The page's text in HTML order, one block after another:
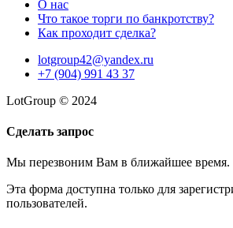
О нас
Что такое торги по банкротству?
Как проходит сделка?
lotgroup42@yandex.ru
+7 (904) 991 43 37
LotGroup © 2024
Сделать запрос
Мы перезвоним Вам в ближайшее время.
Эта форма доступна только для
пользователей.